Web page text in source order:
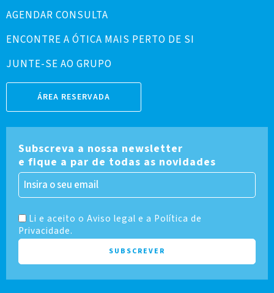
AGENDAR CONSULTA
ENCONTRE A ÓTICA MAIS PERTO DE SI
JUNTE-SE AO GRUPO
ÁREA RESERVADA
Subscreva a nossa newsletter
e fique a par de todas as novidades
Li e aceito o Aviso legal e a Política de
Privacidade.